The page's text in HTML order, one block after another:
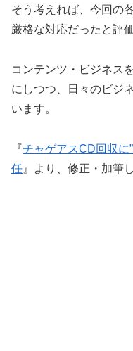
そう考えれば、今回の
厳格な対応だったと評
コンテンツ・ビジネス
にしつつ、日々のビジ
います。
『チャゲアスCD回収に
任 』より、修正・加筆